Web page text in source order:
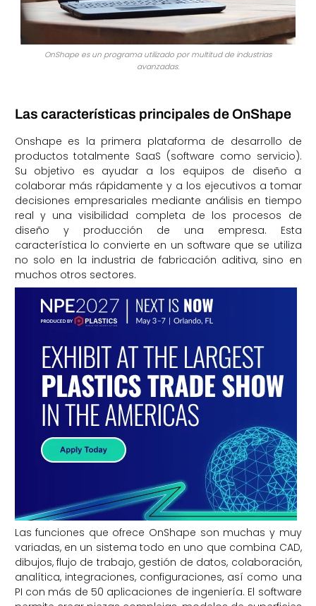
OnShape es un programa utilizado por multitud de industrias
avanzadas.
Las características principales de OnShape
Onshape es la primera plataforma de desarrollo de
productos totalmente SaaS (software como servicio).
Su objetivo es ayudar a los equipos de diseño a
colaborar más rápidamente y a los ejecutivos a tomar
decisiones empresariales mediante análisis en tiempo
real y una visibilidad completa de los procesos de
diseño y producción de una empresa. Esta
característica lo convierte en un software que se utiliza
no solo en la industria de fabricación aditiva, sino en
muchos otros sectores.
Las funciones que ofrece OnShape son muchas y muy
variadas, en un sistema todo en uno que combina CAD,
dibujos, flujo de trabajo, gestión de datos, colaboración,
analítica, integraciones, configuraciones, así como una
PI con más de 50 aplicaciones de ingeniería. El software